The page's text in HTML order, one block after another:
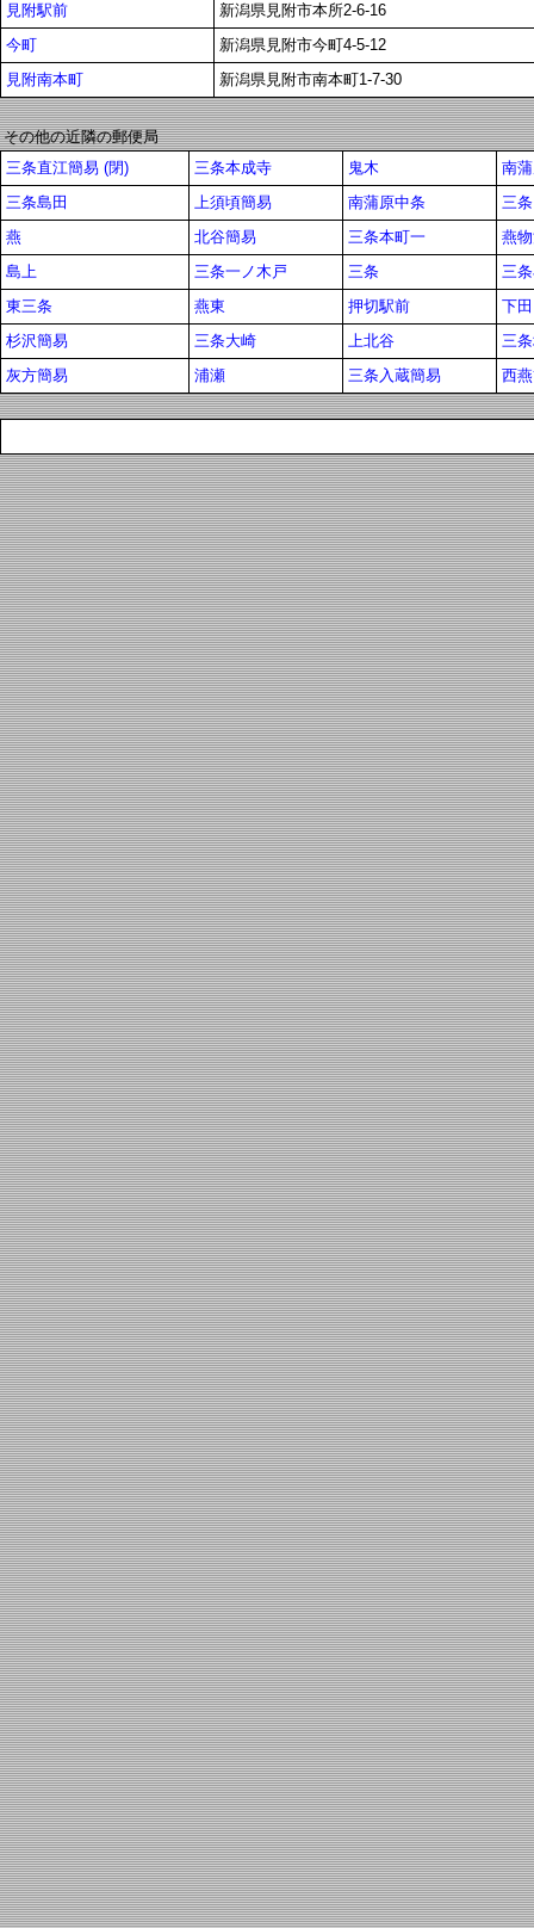
見附駅前
新潟県見附市本所2-6-16
今町
新潟県見附市今町4-5-12
見附南本町
新潟県見附市南本町1-7-30
その他の近隣の郵便局
三条直江簡易 (閉)
三条本成寺 鬼木
南
三条島田
上須頃簡易 南蒲原中条
三
燕
北谷簡易 三条本町一
燕
島上
三条一ノ木戸 三条
三
東三条
燕東 押切駅前
下田
杉沢簡易
三条大崎 上北谷
三
灰方簡易
浦瀬 三条入蔵簡易 西